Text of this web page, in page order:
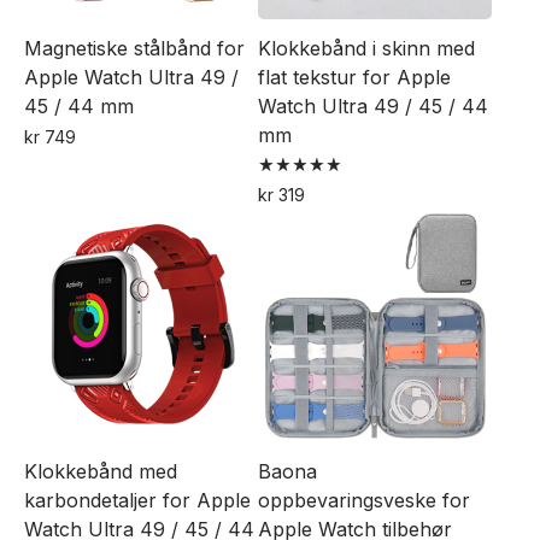
produktsiden
Magnetiske stålbånd for
Apple Watch Ultra 49 /
45 / 44 mm
kr 749
flere
varianter.
Alternativene
kan
velges
produktsiden
Klokkebånd i skinn med
flat tekstur for Apple
Watch Ultra 49 / 45 / 44
mm
Vurdert
5.00
kr 319
flere
varianter.
Alternativene
kan
på
produktsiden
Klokkebånd med
karbondetaljer for Apple
Watch Ultra 49 / 45 / 44
Baona
oppbevaringsveske for
Apple Watch tilbehør